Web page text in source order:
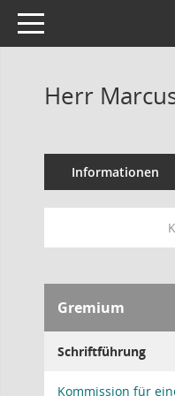
Toggle navigation
Herr
Informationen
Gremium
Schriftführung
Kommission für